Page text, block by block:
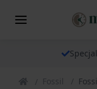
Fossil